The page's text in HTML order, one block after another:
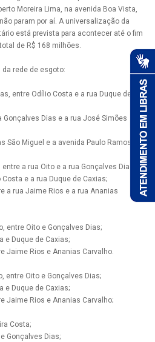
Moreira Lima, na avenida Boa Vista,
param por aí. A universalização da
está prevista para acontecer até o fim
de R$ 168 milhões.
rede de esgoto:
entre Odílio Costa e a rua Duque de
Gonçalves Dias e a rua José Simões
São Miguel e a avenida Paulo Ramos;
a rua Oito e a rua Gonçalves Dias;
e a rua Duque de Caxias;
a rua Jaime Rios e a rua Ananias
entre Oito e Gonçalves Dias;
e Duque de Caxias;
Jaime Rios e Ananias Carvalho.
entre Oito e Gonçalves Dias;
e Duque de Caxias;
Jaime Rios e Ananias Carvalho;
Costa;
Gonçalves Dias;